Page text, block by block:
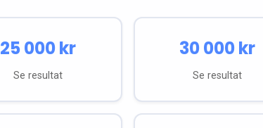
25 000kr
Se resultat
30 000kr
Se resultat